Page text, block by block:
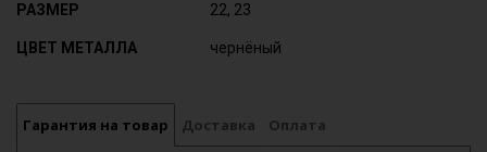
РАЗМЕР 22, 23
ЦВЕТ МЕТАЛЛА чернёный
Гарантия на товар Доставка Оплата